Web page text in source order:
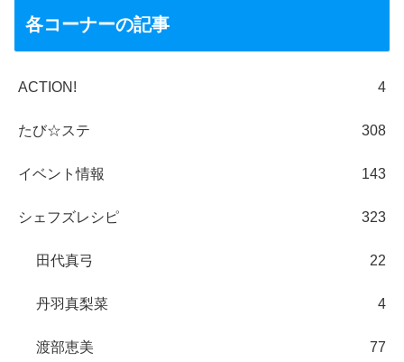
各コーナーの記事
ACTION! 4
たび☆ステ 308
イベント情報 143
シェフズレシピ 323
田代真弓 22
丹羽真梨菜 4
渡部恵美 77